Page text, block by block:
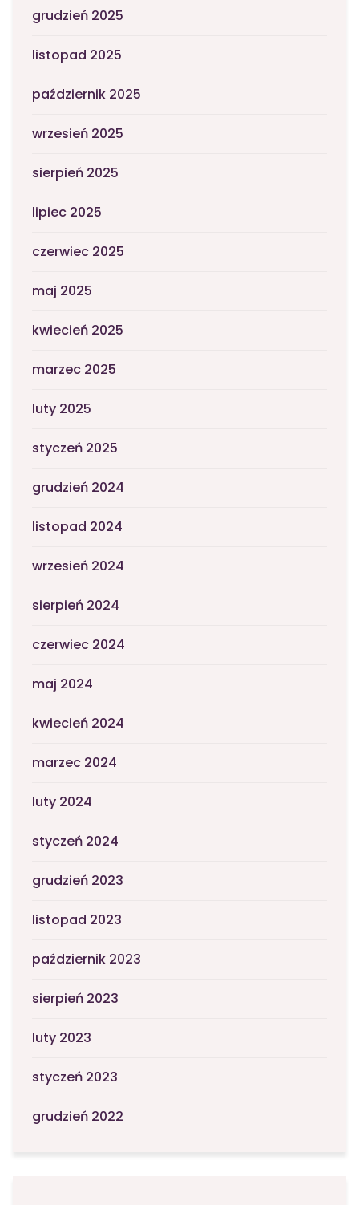
grudzień 2025
listopad 2025
październik 2025
wrzesień 2025
sierpień 2025
lipiec 2025
czerwiec 2025
maj 2025
kwiecień 2025
marzec 2025
luty 2025
styczeń 2025
grudzień 2024
listopad 2024
wrzesień 2024
sierpień 2024
czerwiec 2024
maj 2024
kwiecień 2024
marzec 2024
luty 2024
styczeń 2024
grudzień 2023
listopad 2023
październik 2023
sierpień 2023
luty 2023
styczeń 2023
grudzień 2022